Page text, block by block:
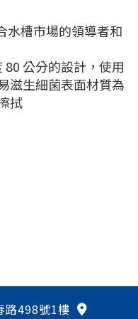
水槽市場的領導者和
公分的設計，使用
滋生細菌表面材質為
拭
路498號1樓